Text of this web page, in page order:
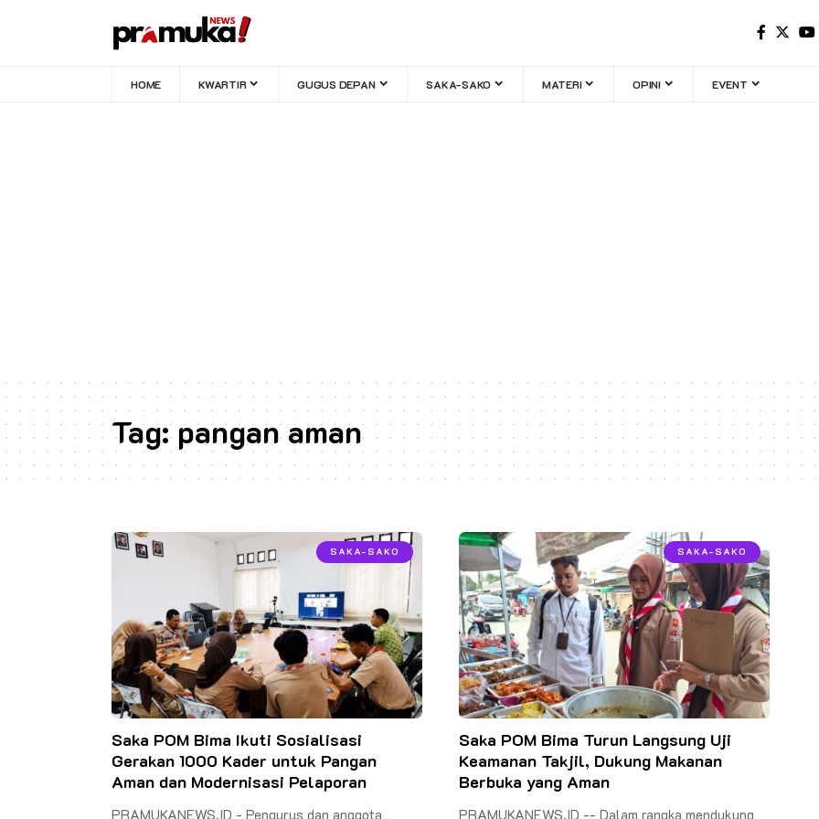
HOME KWARTIR GUGUS DEPAN SAKA-SAKO MATERI OPINI EVENT
Tag:pangan aman
SAKA-SAKO
Saka POM Bima Ikuti Sosialisasi
Gerakan 1000 Kader untuk Pangan
Aman dan Modernisasi Pelaporan
PRAMUKANEWS.ID - Pengurus dan anggota
SAKA-SAKO
Saka POM Bima Turun Langsung Uji
Keamanan Takjil, Dukung Makanan
Berbuka yang Aman
PRAMUKANEWS.ID -- Dalam rangka mendukung